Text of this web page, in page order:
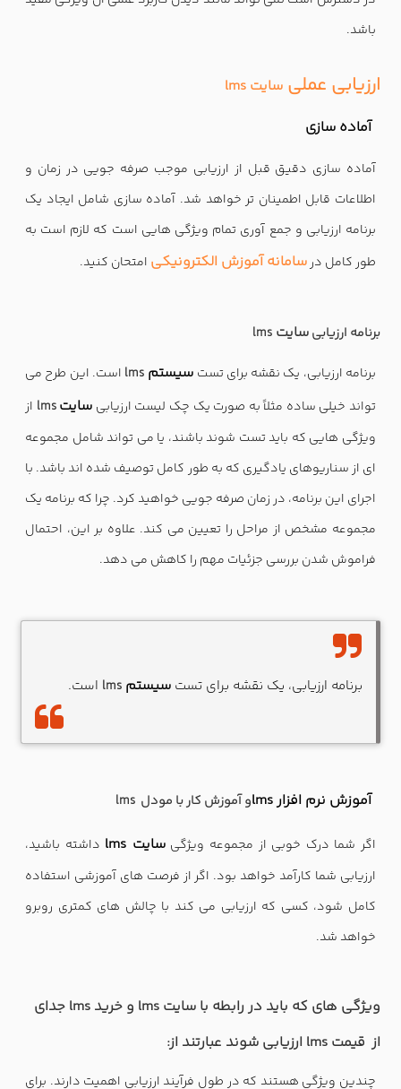
باشد.
ارزیابی عملی سایت lms
آماده سازی
آماده سازی دقیق قبل از ارزیابی موجب صرفه جویی در زمان و
اطلاعات قابل اطمینان تر خواهد شد. آماده سازی شامل ایجاد یک
برنامه ارزیابی و جمع آوری تمام ویژگی هایی است که لازم است به
طور کامل درسامانه آموزش الکترونیکی امتحان کنید.
برنامه ارزیابیسایت lms
برنامه ارزیابی، یک نقشه برای تست سیستم lms است. این طرح می
تواند خیلی ساده مثلاً به صورت یک چک لیست ارزیابی سایتlms از
ویژگی هایی که باید تست شوند باشند، یا می تواند شامل مجموعه
ای از سناریوهای یادگیری که به طور کامل توصیف شده اند باشد. با
اجرای این برنامه، در زمان صرفه جویی خواهید کرد. چرا که برنامه یک
مجموعه مشخص از مراحل را تعیین می کند. علاوه بر این، احتمال
فراموش شدن بررسی جزئیات مهم را کاهش می دهد.
برنامه ارزیابی، یک نقشه برای تست سیستم lms است.
آموزش نرم افزار lms lms و آموزش کار با مودل
اگر شما درک خوبی از مجموعه ویژگیسایت lms
داشته باشید،
ارزیابی شما کارآمد خواهد بود. اگر از فرصت های آموزشی استفاده
کامل شود، کسی که ارزیابی می کند با چالش های کمتری روبرو
خواهد شد.
ویژگی های که باید در رابطه با سایت lms و خرید lms جدای
از قیمت lms ارزیابی شوند عبارتند از:
چندین ویژگی هستند که در طول فرآیند ارزیابی اهمیت دارند. برای